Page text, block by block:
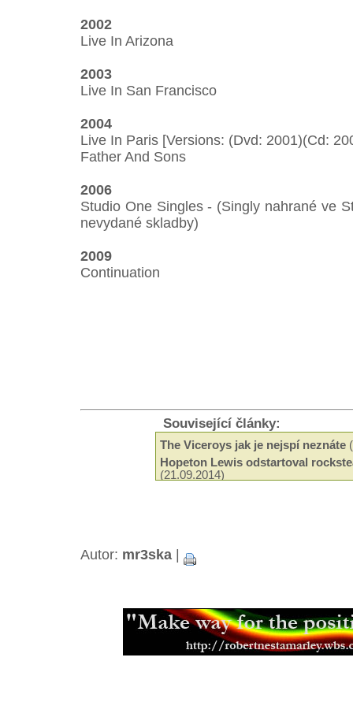
2002
Live In Arizona
2003
Live In San Francisco
2004
Live In Paris [Versions: (Dvd: 2001)(Cd:
Father And Sons
2006
Studio One Singles - (Singly nahrané ve
nevydané skladby)
2009
Continuation
Související články:
The Viceroys jak je nejspí neznáte
Hopeton Lewis odstartoval
(21.09.2014)
Beshara - 18 let kariéry a ádné
Black Roots a jejich militantní
Mikey Ras Starr, přítel Petera
Jamajská kapela Pentateuch
Bunny Striker Lee je příera
Autor: mr3ska